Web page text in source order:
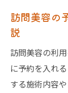
訪問美容の
説
訪問美容の利
に予約を入れ
する施術内容